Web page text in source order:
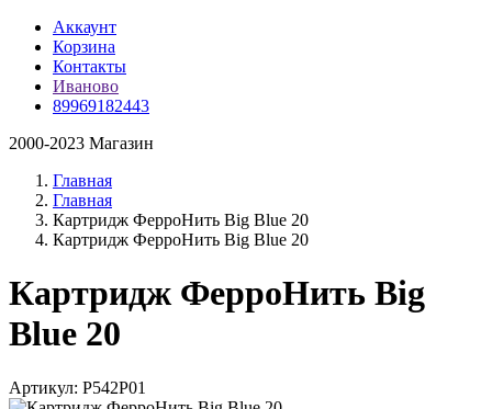
Аккаунт
Корзина
Контакты
Иваново
89969182443
2000-2023 Магазин
Главная
Главная
Картридж ФерроНить Big Blue 20
Картридж ФерроНить Big Blue 20
Картридж ФерроНить Big
Blue 20
Артикул: Р542Р01